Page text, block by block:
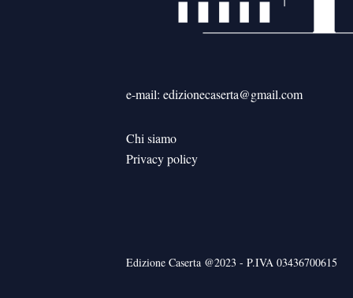
e-mail: edizionecaserta@gmail.com
Chi siamo
Privacy policy
Edizione Caserta @2023 - P.IVA 03436700615